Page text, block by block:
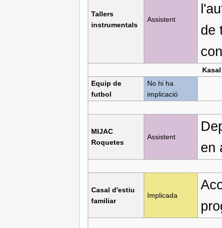
Tallers
instrumentals
Assistent
de
Equip de
futbol
No hi ha
implicació
MIJAC
Roquetes
Assistent
en
Casal d'estiu
familiar
Implicada